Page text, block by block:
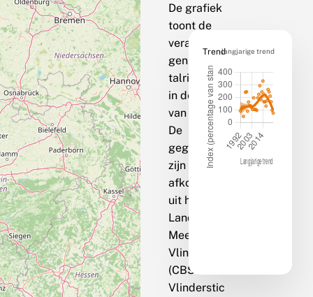
De grafiek
toont de
veranderin
gen van de
talrijkheid
in de loop
van de tijd.
De
gegevens
zijn
afkomstig
uit het
Landelijk
Meetnet
Vlinders
(CBS / De
Vlinderstic
Trendlangjarige trend